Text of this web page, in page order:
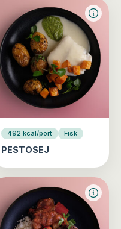
492 kcal/port Fisk
PESTOSEJ